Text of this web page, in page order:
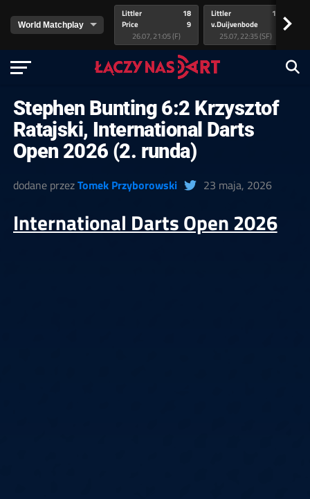
Littler
Price
18
9
26.07, 21:05 (F)
Littler
v.Duijvenbode
17
25.07, 22:35 (SF)
>
Stephen Bunting 6:2 Krzysztof
Ratajski, International Darts
Open 2026 (2. runda)
dodane przezTomek Przyborowski 23 maja, 2026
International Darts Open 2026